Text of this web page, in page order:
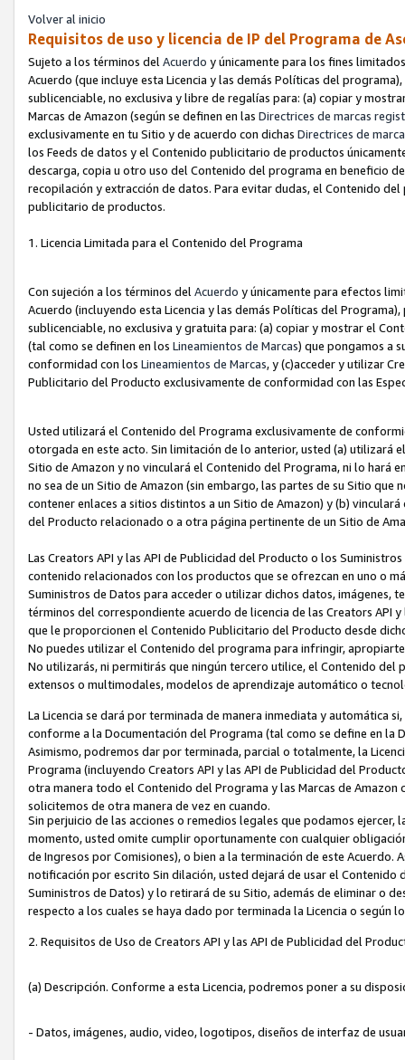
Volver al inicio
Requisitos de uso y licencia de IP del Programa de
Sujeto a los términos del Acuerdo y únicamente para los fines
Acuerdo (que incluye esta Licencia y las demás Políticas del
sublicenciable, no exclusiva y libre de regalías para: (a) copiar y
Marcas de Amazon (según se definen en las Directrices de marcas
exclusivamente en tu Sitio y de acuerdo con dichas Directrices de
los Feeds de datos y el Contenido publicitario de productos
descarga, copia u otro uso del Contenido del programa en beneficio
recopilación y extracción de datos. Para evitar dudas, el Contenido
publicitario de productos.
1. Licencia Limitada para el Contenido del Programa
Con sujeción a los términos del Acuerdo y únicamente para efectos
Acuerdo (incluyendo esta Licencia y las demás Políticas del
sublicenciable, no exclusiva y gratuita para: (a) copiar y mostrar el
(tal como se definen en los Lineamientos de Marcas) que pongamos a
conformidad con los Lineamientos de Marcas, y (c)acceder y utilizar
Publicitario del Producto exclusivamente de conformidad con las
Usted utilizará el Contenido del Programa exclusivamente de
otorgada en este acto. Sin limitación de lo anterior, usted (a) utilizará
Sitio de Amazon y no vinculará el Contenido del Programa, ni lo hará
no sea de un Sitio de Amazon (sin embargo, las partes de su Sitio
contener enlaces a sitios distintos a un Sitio de Amazon) y (b)
del Producto relacionado o a otra página pertinente de un Sitio de
Las Creators API y las API de Publicidad del Producto o los
contenido relacionados con los productos que se ofrezcan en uno o
Suministros de Datos para acceder o utilizar dichos datos,
términos del correspondiente acuerdo de licencia de las Creators API
que le proporcionen el Contenido Publicitario del Producto desde
No puedes utilizar el Contenido del programa para infringir,
No utilizarás, ni permitirás que ningún tercero utilice, el Contenido
extensos o multimodales, modelos de aprendizaje automático o
La Licencia se dará por terminada de manera inmediata y automática
conforme a la Documentación del Programa (tal como se define en la
Asimismo, podremos dar por terminada, parcial o totalmente, la
Programa (incluyendo Creators API y las API de Publicidad del
otra manera todo el Contenido del Programa y las Marcas de
solicitemos de otra manera de vez en cuando.
Sin perjuicio de las acciones o remedios legales que podamos
momento, usted omite cumplir oportunamente con cualquier
de Ingresos por Comisiones), o bien a la terminación de este
notificación por escrito Sin dilación, usted dejará de usar el
Suministros de Datos) y lo retirará de su Sitio, además de eliminar o
respecto a los cuales se haya dado por terminada la Licencia o según
2. Requisitos de Uso de Creators API y las API de Publicidad del
(a) Descripción. Conforme a esta Licencia, podremos poner a su
- Datos, imágenes, audio, video, logotipos, diseños de interfaz de